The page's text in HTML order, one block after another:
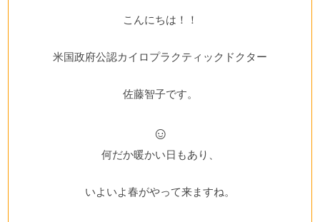
こんにちは！！
米国政府公認カイロプラクティックドクター
佐藤智子です。
☺
何だか暖かい日もあり、
いよいよ春がやって来ますね。